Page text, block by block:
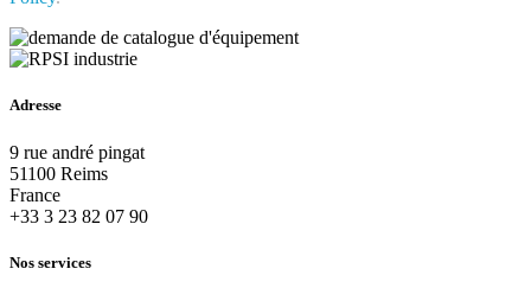
Adresse
9 rue andré pingat
51100 Reims
France
+33 3 23 82 07 90
Nos services